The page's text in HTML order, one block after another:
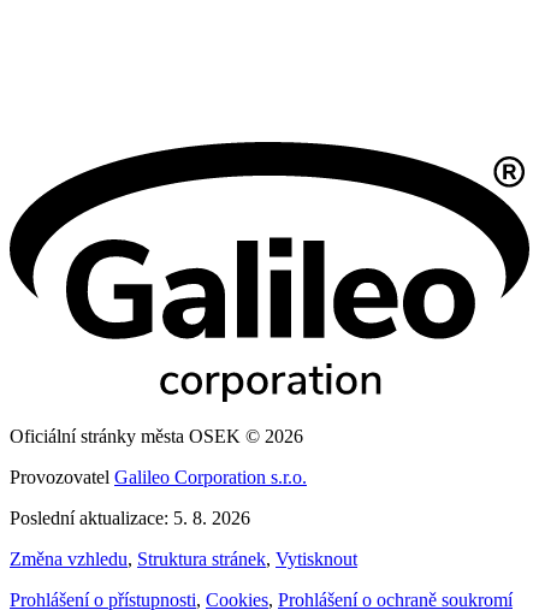
Oficiální stránky města OSEK © 2026
Provozovatel Galileo Corporation s.r.o.
Poslední aktualizace: 5. 8. 2026
Změna vzhledu, Struktura stránek, Vytisknout
Prohlášení o přístupnosti, Cookies, Prohlášení o ochraně soukromí